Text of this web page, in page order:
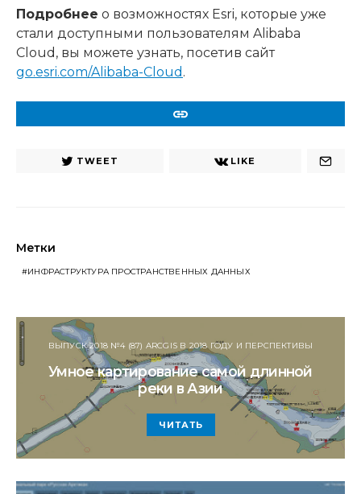
Подробнее о возможностях Esri, которые уже
стали доступными пользователям Alibaba
Cloud, вы можете узнать, посетив сайт
go.esri.com/Alibaba-Cloud .
TWEET LIKE
Метки
ИНФРАСТРУКТУРА ПРОСТРАНСТВЕННЫХ ДАННЫХ
ВЫПУСК 2018 №4 (87) ARCGIS В 2018 ГОДУ И ПЕРСПЕКТИВЫ
Умное картирование самой длинной
реки в Азии
ЧИТАТЬ